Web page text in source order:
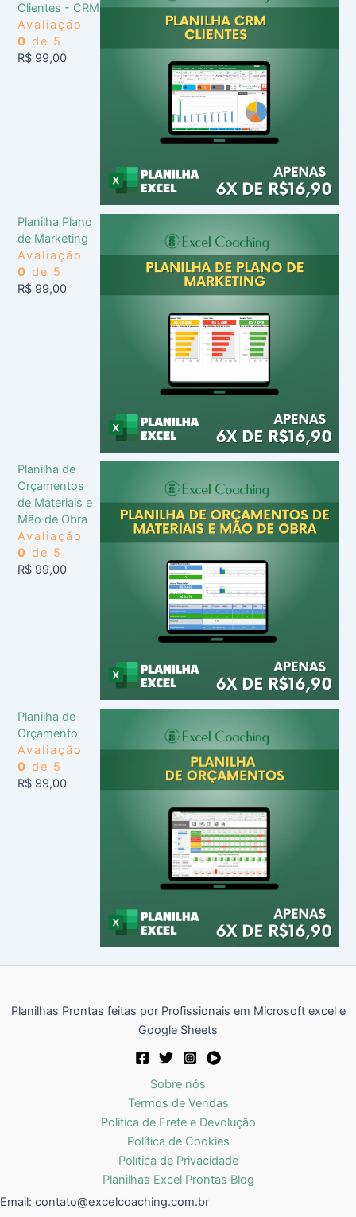
Clientes - CRM
Avaliação
0 de 5
R$ 99,00
Planilha Plano
de Marketing
Avaliação
0 de 5
R$ 99,00
Planilha de
Orçamentos
de Materiais e
Mão de Obra
Avaliação
0 de 5
R$ 99,00
Planilha de
Orçamento
Avaliação
0 de 5
R$ 99,00
Planilhas Prontas feitas por Profissionais em Microsoft excel e
Google Sheets
Sobre nós
Termos de Vendas
Politica de Frete e Devolução
Política de Cookies
Política de Privacidade
Planilhas Excel Prontas Blog
Email: contato@excelcoaching.com.br